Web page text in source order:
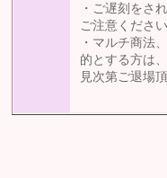
・ご遅刻をさ
ご注意ください
・マルチ商法
的とする方は
見次第ご退場